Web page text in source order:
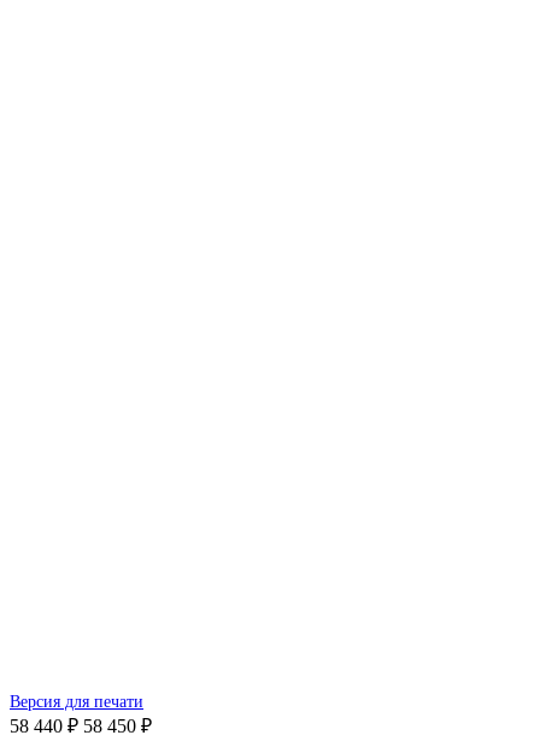
Версия для печати
58 440 ₽ 58 450 ₽